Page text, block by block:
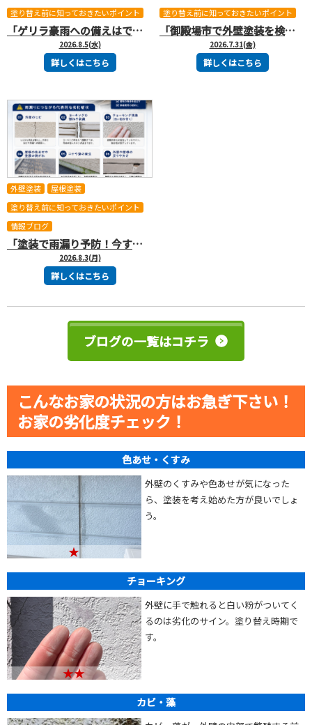
塗り替え前に知っておきたいポイント
「ゲリラ豪雨への備えはできていますか？」
2026.8.5(水)
詳しくはこちら
塗り替え前に知っておきたいポイント
「御殿場市で外壁塗装を検討するなら9月が狙い目！」
2026.7.31(金)
詳しくはこちら
外壁塗装
屋根塗装
塗り替え前に知っておきたいポイント
情報ブログ
「塗装で雨漏り予防！今すぐ確認したいポイント」
2026.8.3(月)
詳しくはこちら
ブログの一覧はコチラ
こんなお家の状況の方はお急ぎ下さい！
お家の劣化度チェック！
色あせ・くすみ
★
外壁のくすみや色あせが気になった
ら、塗装を考え始めた方が良いでしょ
う。
チョーキング
★★
外壁に手で触れると白い粉がついてく
るのは劣化のサイン。塗り替え時期で
す。
カビ・藻